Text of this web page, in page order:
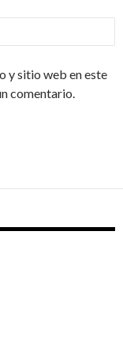
y sitio web en este
comentario.